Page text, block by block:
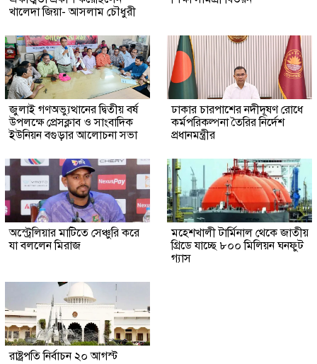
খালেদা জিয়া- আসলাম চৌধুরী
জুলাই গণঅভ্যুত্থানের দ্বিতীয় বর্ষ
উপলক্ষে প্রেসক্লাব ও সাংবাদিক
ইউনিয়ন বগুড়ার আলোচনা সভা
ঢাকার চারপাশের নদীদূষণ রোধে
কর্মপরিকল্পনা তৈরির নির্দেশ
প্রধানমন্ত্রীর
অস্ট্রেলিয়ার মাটিতে সেঞ্চুরি করে
যা বললেন মিরাজ
মহেশখালী টার্মিনাল থেকে জাতীয়
গ্রিডে যাচ্ছে ৮০০ মিলিয়ন ঘনফুট
গ্যাস
রাষ্ট্রপতি নির্বাচন ২০ আগস্ট